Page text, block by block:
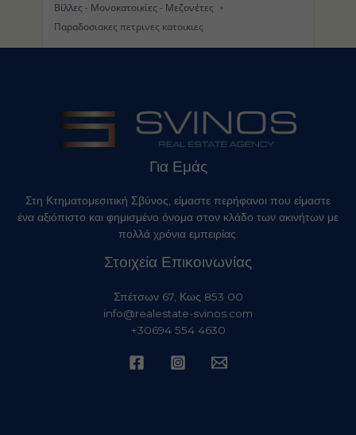
Βίλλες - Μονοκατοικίες - Μεζονέτες
Παραδοσιακες πετρινες κατοικιες
Για Εμάς
Στη Κτηματομεσιτική Σβύνος, είμαστε περήφανοι που είμαστε
ένα αξιόπιστο και φημισμένο όνομα στον κλάδο των ακινήτων με
πολλά χρόνια εμπειρίας.
Στοιχεία Επικοινωνίας
Σπέτσων 67, Κως 853 00
info@realestate-svinos.com
+30694 554 4630